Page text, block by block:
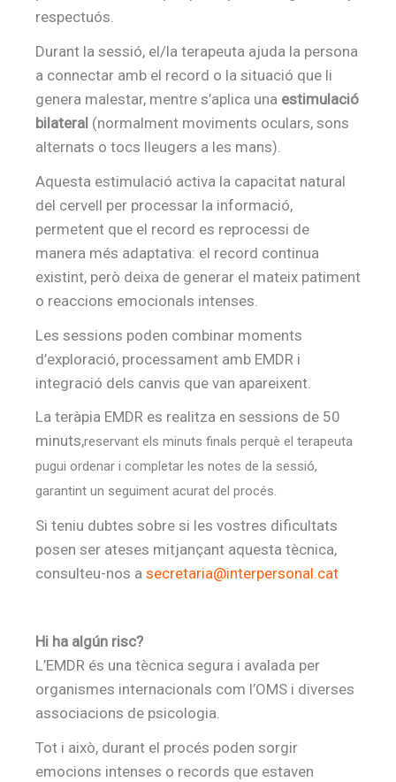
respectuós.
Durant la sessió, el/la terapeuta ajuda la persona
a connectar amb el record o la situació que li
genera malestar, mentre s’aplica una estimulació
bilateral (normalment moviments oculars, sons
alternats o tocs lleugers a les mans).
Aquesta estimulació activa la capacitat natural
del cervell per processar la informació,
permetent que el record es reprocessi de
manera més adaptativa: el record continua
existint, però deixa de generar el mateix patiment
o reaccions emocionals intenses.
Les sessions poden combinar moments
d’exploració, processament amb EMDR i
integració dels canvis que van apareixent.
La teràpia EMDR es realitza en sessions de 50
minuts,reservant els minuts finals perquè el terapeuta
pugui ordenar i completar les notes de la sessió,
garantint un seguiment acurat del procés.
Si teniu dubtes sobre si les vostres dificultats
posen ser ateses mitjançant aquesta tècnica,
consulteu-nos a secretaria@interpersonal.cat
Hi ha algún risc?
L’EMDR és una tècnica segura i avalada per
organismes internacionals com l’OMS i diverses
associacions de psicologia.
Tot i això, durant el procés poden sorgir
emocions intenses o records que estaven